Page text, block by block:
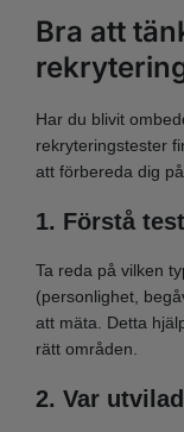
Bra att
Har du blivit
rekryteringstester
att förbereda dig
1. Förstå
Ta reda på vilken
(personlighet,
att mäta. Detta
rätt områden.
2. Var